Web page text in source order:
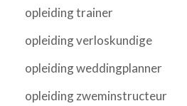
opleiding trainer
opleiding verloskundige
opleiding weddingplanner
opleiding zweminstructeur